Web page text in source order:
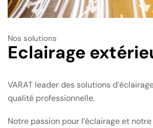
Nos solutions
Eclairage
VARAT leader des solutions
qualité professionnelle.
Notre passion pour l’éclairage et